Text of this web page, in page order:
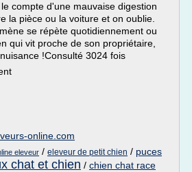
compte d'une mauvaise digestion
la pièce ou la voiture et on oublie.
se répète quotidiennement ou
qui vit proche de son propriétaire,
!Consulté 3024 fois
online.com
eleveur / eleveur de petit chien / puces
chat et chien / chien chat race